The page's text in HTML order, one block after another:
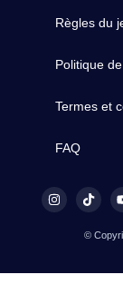
Règles du
Politique
Termes et
FAQ
©